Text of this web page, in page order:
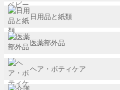
日用品と紙類
医薬部外品
ヘア・ボティケア